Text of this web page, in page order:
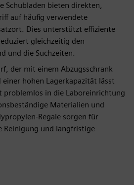
Schubladen bieten direkten,
auf häufig verwendete
Dies unterstützt effiziente
gleichzeitig den
und die Suchzeiten.
der mit einem Abzugsschrank
hohen Lagerkapazität lässt
problemlos in die Laboreinrichtung
Materialien und
Regale sorgen für
Reinigung und langfristige